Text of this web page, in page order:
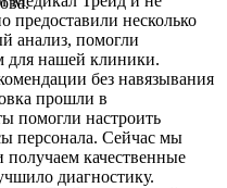
несколько
анализ, помогли
для нашей клиники.
без навязывания
прошли в
помогли настроить
персонала. Сейчас мы
качественные
диагностику.